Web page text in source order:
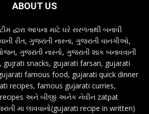
ABOUT US
દ્વારા આપના માટે ઘરે સરળતાથી બનાવી
રીત, ગુજરાતી નાસ્તા, ગુજરાતી વાનગીઓ,
ગુજરાતી નાસ્તો, ગુજરાતી શાક બનાવવાની
gujrati snacks, gujarati farsan, gujarati
famous food, gujarati quick dinner
recipes, famous gujarati curries,
recipes અને બીજી અનેક નેવીન zatpat
મા લાવવાનો(gujarati recipe in written)